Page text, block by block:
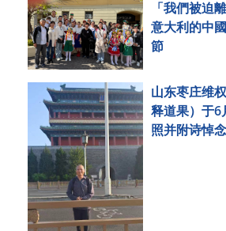
「我們被
意大利的中
節
山东枣庄维
释道果）于6
照并附诗悼